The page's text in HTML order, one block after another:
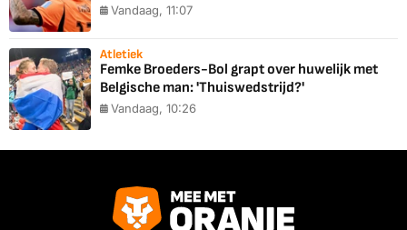
Vandaag, 11:07
Atletiek
Femke Broeders-Bol grapt over huwelijk met
Belgische man: 'Thuiswedstrijd?'
Vandaag, 10:26